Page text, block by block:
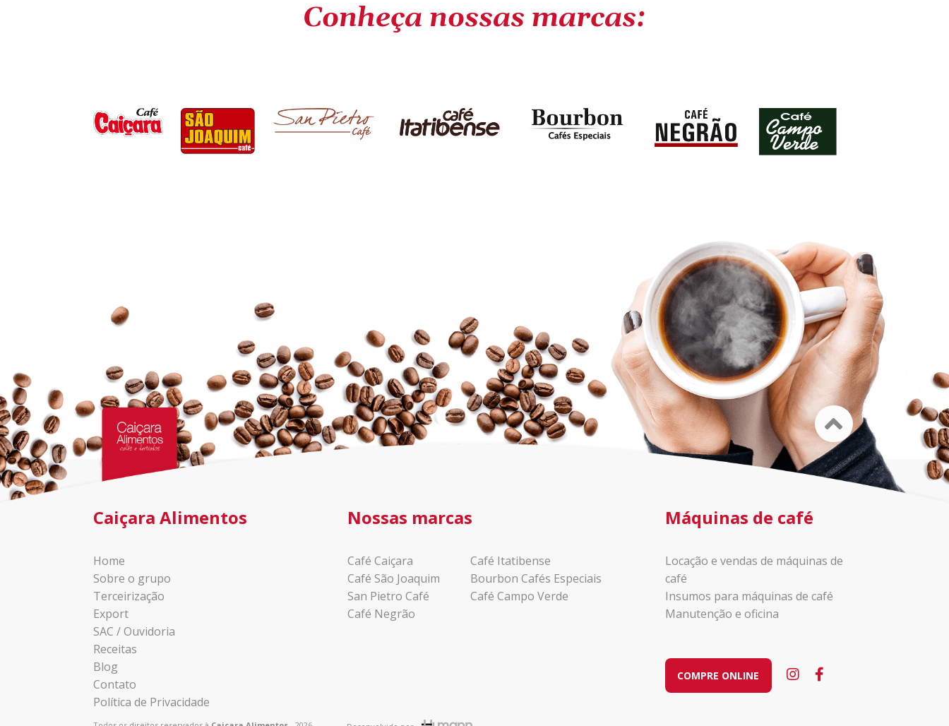
Conheça nossas marcas:
Caiçara Alimentos
Home
Sobre o grupo
Terceirização
Export
SAC / Ouvidoria
Receitas
Blog
Contato
Política de Privacidade
Nossas marcas
Café Caiçara
Café São Joaquim
San Pietro Café
Café Negrão
Café Itatibense
Bourbon Cafés Especiais
Café Campo Verde
Máquinas de café
Locação e vendas de máquinas de
café
Insumos para máquinas de café
Manutenção e oficina
COMPRE ONLINE